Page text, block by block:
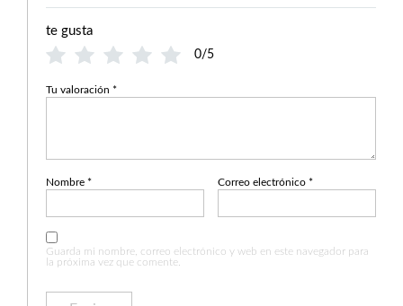
te gusta
0/5
Tu valoración *
Nombre * Correo electrónico *
Guarda mi nombre, correo electrónico y web en este navegador para
la próxima vez que comente.